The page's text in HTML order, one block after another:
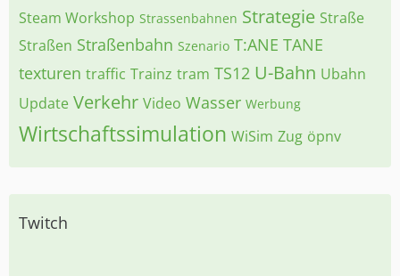
Steam Workshop Strassenbahnen Strategie Straße
Straßen Straßenbahn Szenario T:ANE TANE
texturen traffic Trainz tram TS12 U-Bahn Ubahn
Update Verkehr Video Wasser Werbung
Wirtschaftssimulation WiSim Zug öpnv
Twitch